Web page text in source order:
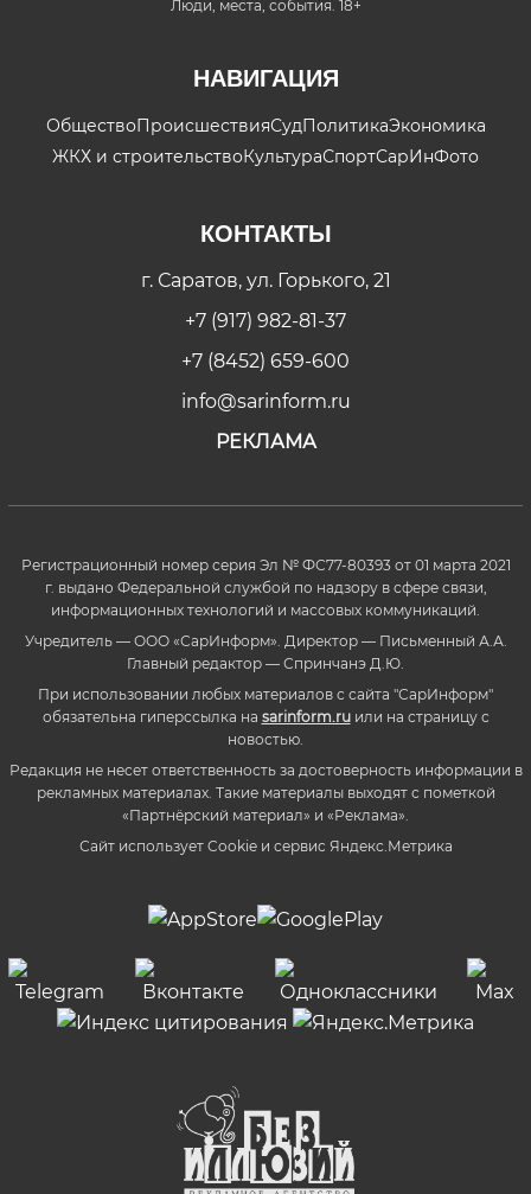
Люди, места, события. 18+
НАВИГАЦИЯ
ОбществоПроисшествияСудПолитикаЭкономика
ЖКХ и строительствоКультураСпортСарИнФото
КОНТАКТЫ
г. Саратов, ул. Горького, 21
+7 (917) 982-81-37
+7 (8452) 659-600
info@sarinform.ru
РЕКЛАМА
Регистрационный номер серия Эл № ФС77-80393 от 01 марта 2021
г. выдано Федеральной службой по надзору в сфере связи,
информационных технологий и массовых коммуникаций.
Учредитель — ООО «СарИнформ». Директор — Письменный А.А.
Главный редактор — Спринчанэ Д.Ю.
При использовании любых материалов с сайта "СарИнформ"
обязательна гиперссылка на sarinform.ruили на страницу с
новостью.
Редакция не несет ответственность за достоверность информации в
рекламных материалах. Такие материалы выходят с пометкой
«Партнёрский материал» и «Реклама».
Сайт использует Cookie и сервиc Яндекс.Метрика